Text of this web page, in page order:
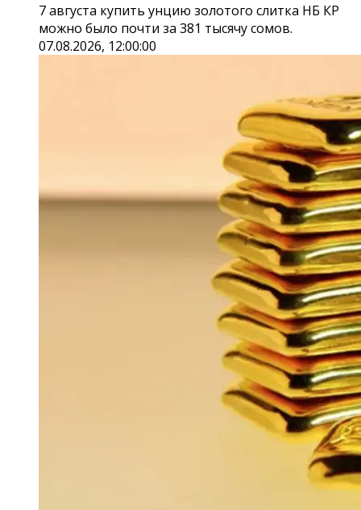
7 августа купить унцию золотого слитка НБ КР
можно было почти за 381 тысячу сомов.
07.08.2026, 12:00:00